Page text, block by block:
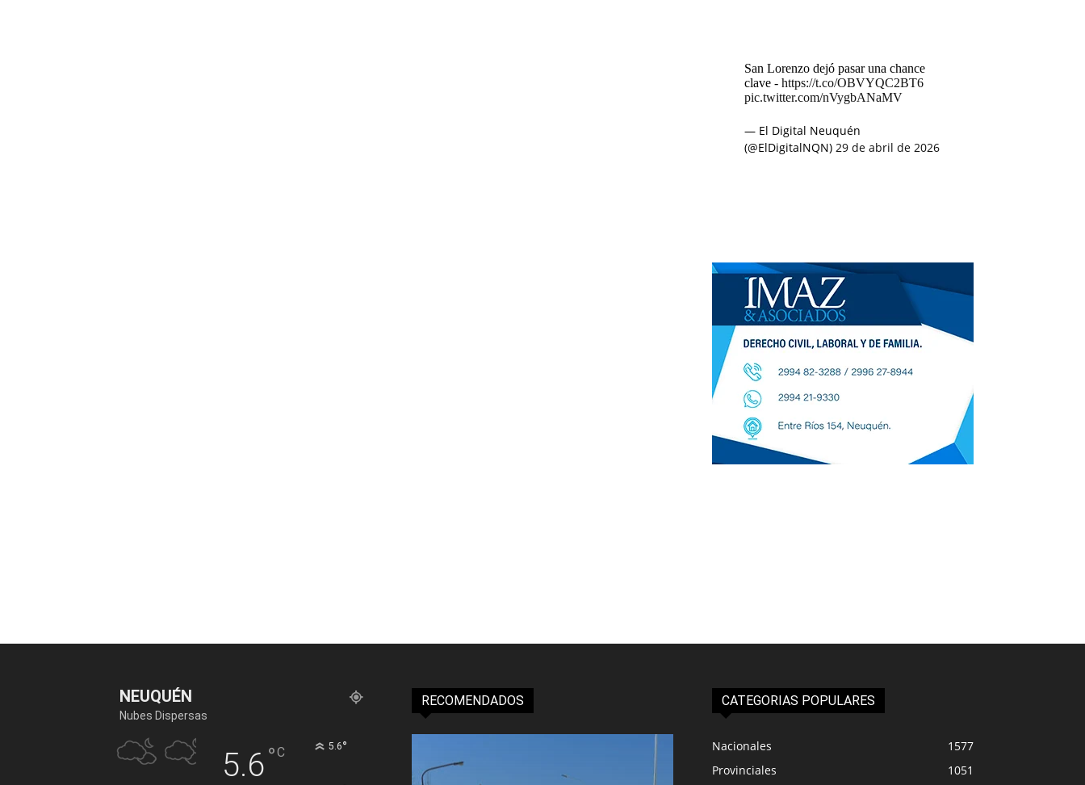
San Lorenzo dejó pasar una chance
clave - https://t.co/OBVYQC2BT6
pic.twitter.com/nVygbANaMV
— El Digital Neuquén
(@ElDigitalNQN) 29 de abril de 2026
NEUQUÉN
Nubes Dispersas
5.6°C 5.6°
RECOMENDADOS CATEGORIAS POPULARES
Nacionales
1577
Provinciales
1051